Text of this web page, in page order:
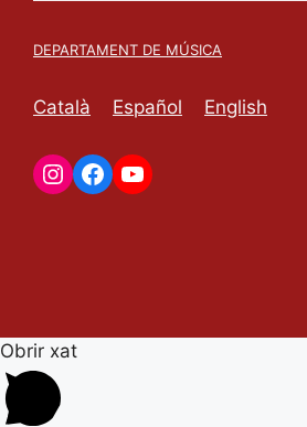
DEPARTAMENT DE MÚSICA
Català Español English
Instagram
Facebook
YouTube
Obrir xat